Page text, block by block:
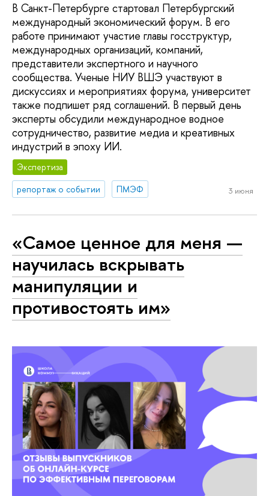
В Санкт-Петербурге стартовал Петербургский
международный экономический форум. В его
работе принимают участие главы госструктур,
международных организаций, компаний,
представители экспертного и научного
сообщества. Ученые НИУ ВШЭ участвуют в
дискуссиях и мероприятиях форума, университет
также подпишет ряд соглашений. В первый день
эксперты обсудили международное водное
сотрудничество, развитие медиа и креативных
индустрий в эпоху ИИ.
Экспертиза
репортаж о событии
ПМЭФ 3 июня
«Самое ценное для меня —
научилась вскрывать
манипуляции и
противостоять им»‎